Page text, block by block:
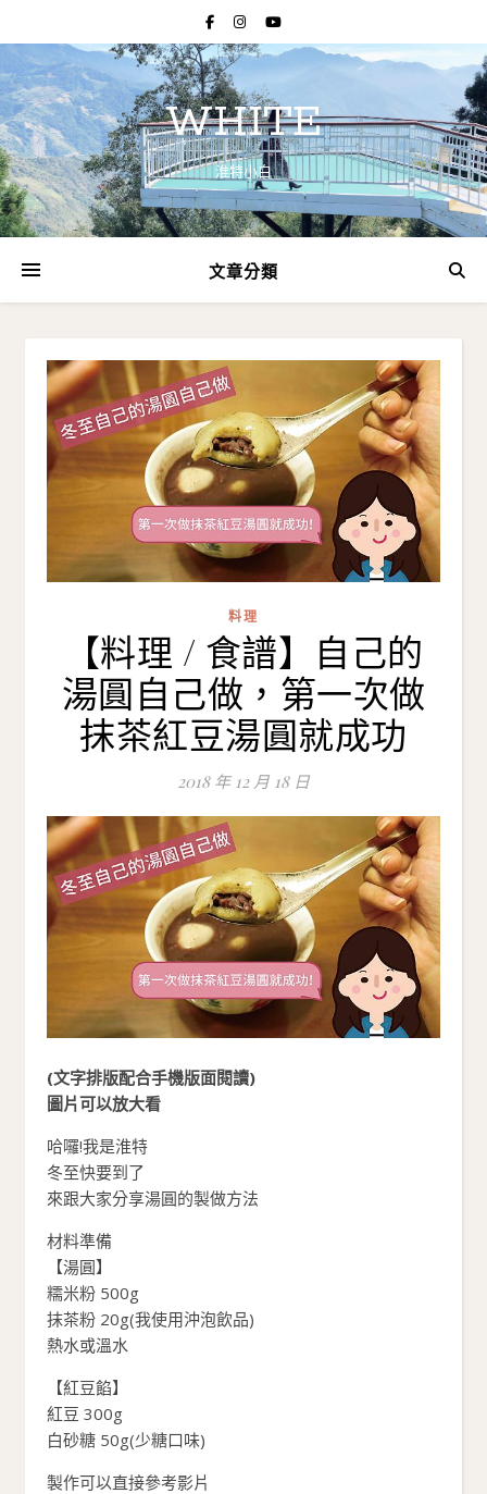
WHITE
淮特小白
文章分類
料理
【料理 / 食譜】自己的
湯圓自己做，第一次做
抹茶紅豆湯圓就成功
2018 年 12 月 18 日
(文字排版配合手機版面閱讀)
圖片可以放大看
哈囉!我是淮特
冬至快要到了
來跟大家分享湯圓的製做方法
材料準備
【湯圓】
糯米粉 500g
抹茶粉 20g(我使用沖泡飲品)
熱水或溫水
【紅豆餡】
紅豆 300g
白砂糖 50g(少糖口味)
製作可以直接參考影片